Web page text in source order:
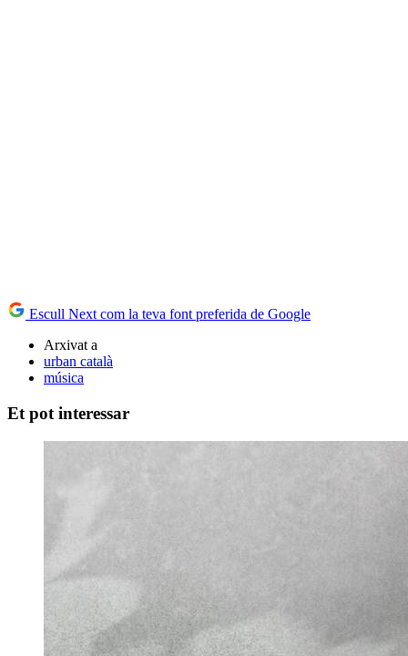
Escull Next com la teva font preferida de Google
Arxivat a
urban català
música
Et pot interessar